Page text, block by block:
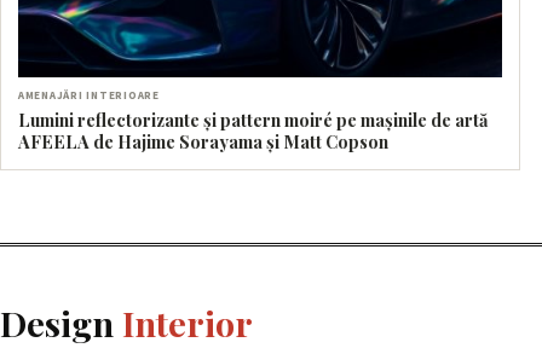
AMENAJĂRI INTERIOARE
Lumini reflectorizante și pattern moiré pe mașinile de artă
AFEELA de Hajime Sorayama și Matt Copson
Design Interior